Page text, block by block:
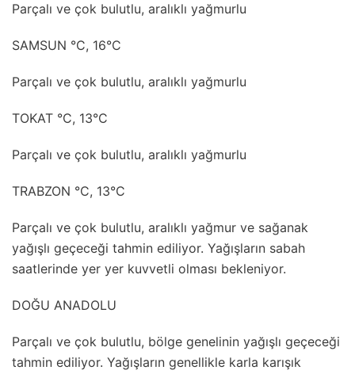
Parçalı ve çok bulutlu, aralıklı yağmurlu
SAMSUN °C, 16°C
Parçalı ve çok bulutlu, aralıklı yağmurlu
TOKAT °C, 13°C
Parçalı ve çok bulutlu, aralıklı yağmurlu
TRABZON °C, 13°C
Parçalı ve çok bulutlu, aralıklı yağmur ve sağanak
yağışlı geçeceği tahmin ediliyor. Yağışların sabah
saatlerinde yer yer kuvvetli olması bekleniyor.
DOĞU ANADOLU
Parçalı ve çok bulutlu, bölge genelinin yağışlı geçeceği
tahmin ediliyor. Yağışların genellikle karla karışık